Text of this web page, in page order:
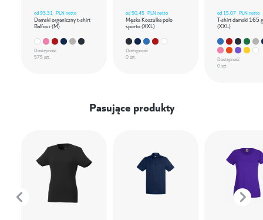
od93,31 PLN netto
Damski organiczny t-shirt
Balfour (M)
Dostępność
575 szt.
od50,45 PLN netto
Męska Koszulka polo
sporto (XXL)
Dostępność
0 szt.
od 15,07 PLN netto
T-shirt damski 165
(XXL)
Dostępność
0 szt.
Pasujące produkty